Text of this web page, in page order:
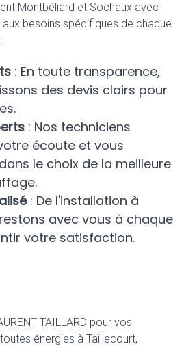
Montbéliard et Sochaux avec
besoins spécifiques de chaque
: En toute transparence,
des devis clairs pour
: Nos techniciens
écoute et vous
le choix de la meilleure
: De l'installation à
avec vous à chaque
votre satisfaction.
TAILLARD pour vos
énergies à Taillecourt,